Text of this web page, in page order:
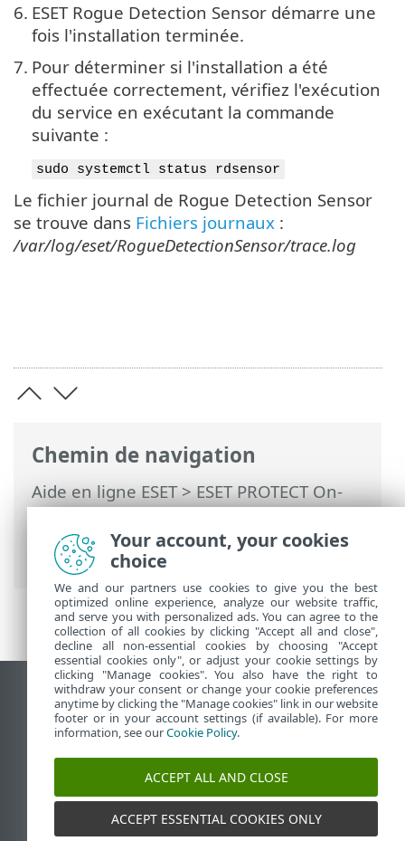
Chemin de navigation
Aide en ligne ESET>ESET PROTECT On-
Prem>Installer>Installation de
composants sur Linux> Installation de
rogue detection sensor : Linux
6. ESET Rogue Detection Sensor démarre une
fois l'installation terminée.
7. Pour déterminer si l'installation a été
effectuée correctement, vérifiez l'exécution
du service en exécutant la commande
suivante :
sudo systemctl status rdsensor
Le fichier journal de Rogue Detection Sensor
se trouve dans Fichiers journaux :
/var/log/eset/RogueDetectionSensor/trace.log
Afficher le site des postes de travail
End of Life
Base de connaissances ESET
Forum ESET
ESET Status Portal
Support régional
Your account, your cookies
choice
We and our partners use cookies to give you the best
optimized online experience, analyze our website traffic,
and serve you with personalized ads. You can agree to the
collection of all cookies by clicking "Accept all and close",
decline all non-essential cookies by choosing "Accept
essential cookies only", or adjust your cookie settings by
clicking "Manage cookies". You also have the right to
withdraw your consent or change your cookie preferences
anytime by clicking the "Manage cookies" link in our website
footer or in your account settings (if available). For more
information, see ourCookie Policy.
ACCEPT ALL AND CLOSE
ACCEPT ESSENTIAL COOKIES ONLY